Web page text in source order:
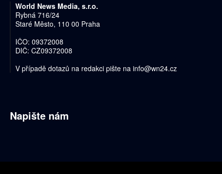
World News Media, s.r.o.
Rybná 716/24
Staré Město, 110 00 Praha
IČO: 09372008
DIČ: CZ09372008
V případě dotazů na redakci pište na info@wn24.cz
Napište nám